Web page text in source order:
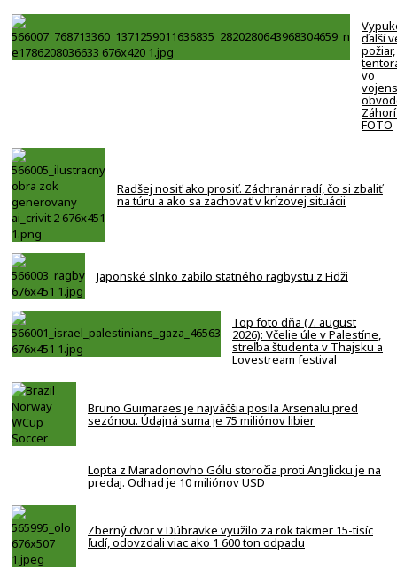
ďalší
požiar,
vo
FOTO
Radšej nosiť ako prosiť. Záchranár radí, čo si zbaliť
na túru a ako sa zachovať v krízovej situácii
Japonské slnko zabilo statného ragbystu z Fidži
Top foto dňa (7. august
2026): Včelie úle v Palestíne,
streľba študenta v Thajsku a
Lovestream festival
Bruno Guimaraes je najväčšia posila Arsenalu pred
sezónou. Údajná suma je 75 miliónov libier
Lopta z Maradonovho Gólu storočia proti Anglicku je na
predaj. Odhad je 10 miliónov USD
Zberný dvor v Dúbravke využilo za rok takmer 15-tisíc
ľudí, odovzdali viac ako 1 600 ton odpadu